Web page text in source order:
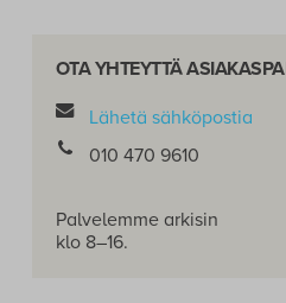
OTA YHTEYTTÄ
Lähetä sähköpostia
010 470 9610
Palvelemme arkisin
klo 8–16.